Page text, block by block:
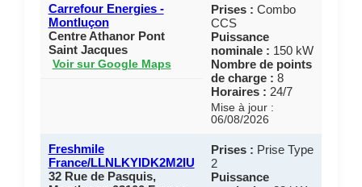
Carrefour Energies -
Montluçon
Centre Athanor Pont
Saint Jacques
Voir sur Google Maps
Prises : Combo
CCS
Puissance
nominale : 150 kW
Nombre de points
de charge : 8
Horaires : 24/7
Mise à jour :
06/08/2026
Freshmile
France/LLNLKYIDK2M2IU
32 Rue de Pasquis,
Prises : Prise Type
2
Puissance